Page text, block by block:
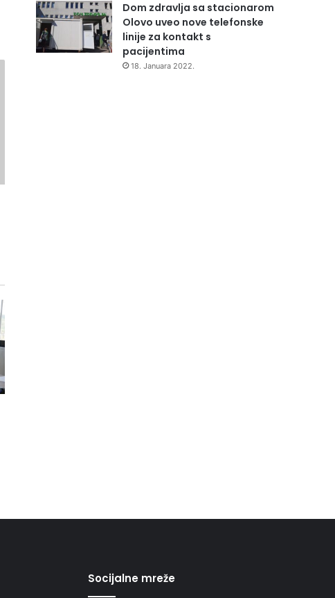
Dom zdravlja sa stacionarom
Olovo uveo nove telefonske
linije za kontakt s
pacijentima
18. Januara 2022.
Socijalne mreže